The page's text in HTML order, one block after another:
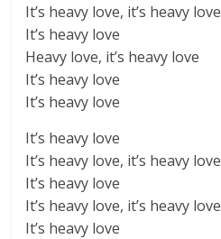
It’s heavy love, it’s heavy love
It’s heavy love
Heavy love, it’s heavy love
It’s heavy love
It’s heavy love
It’s heavy love
It’s heavy love, it’s heavy love
It’s heavy love
It’s heavy love, it’s heavy love
It’s heavy love